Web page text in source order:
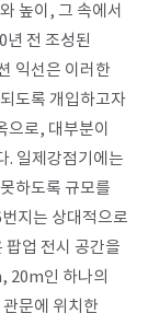
높이, 그 속에서
년 전 조성된
익선은 이러한
도록 개입하고자
으로, 대부분이
. 일제강점기에는
하도록 규모를
지는 상대적으로
팝업 전시 공간을
20m인 하나의
문에 위치한